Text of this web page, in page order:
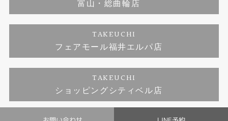
富山・総曲輪店
TAKEUCHI
フェアモール福井エルパ店
TAKEUCHI
ショッピングシティベル店